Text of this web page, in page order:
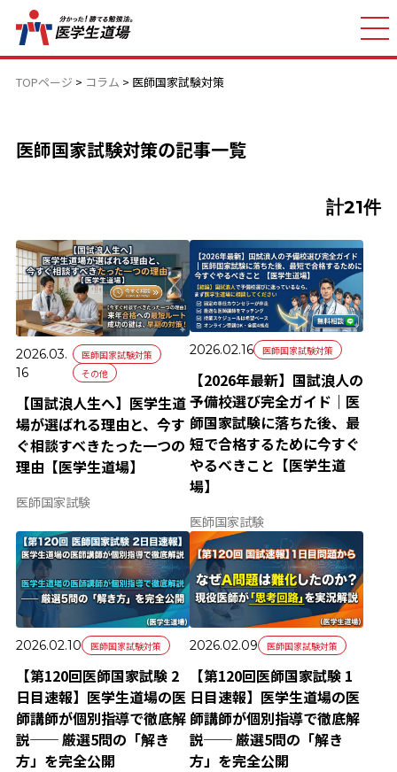
TOPページ > コラム > 医師国家試験対策
医師国家試験対策の記事一覧
計21件
2026.03.
16
医師国家試験対策
その他
【国試浪人生へ】医学生道
場が選ばれる理由と、今す
ぐ相談すべきたった一つの
理由【医学生道場】
医師国家試験
2026.02.16 医師国家試験対策
【2026年最新】国試浪人の
予備校選び完全ガイド｜医
師国家試験に落ちた後、最
短で合格するために今すぐ
やるべきこと【医学生道
場】
医師国家試験
2026.02.10 医師国家試験対策
【第120回医師国家試験 2
日目速報】医学生道場の医
師講師が個別指導で徹底解
説── 厳選5問の「解き
方」を完全公開
2026.02.09 医師国家試験対策
【第120回医師国家試験 1
日目速報】医学生道場の医
師講師が個別指導で徹底解
説── 厳選5問の「解き
方」を完全公開